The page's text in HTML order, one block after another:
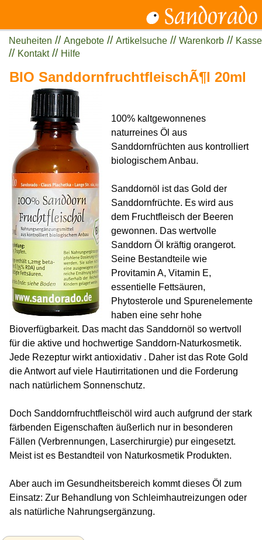
Neuheiten // Angebote // Artikelsuche // Warenkorb // Kasse
// Kontakt// Hilfe
BIO SanddornfruchtfleischÃ¶l 20ml
100% kaltgewonnenes
naturreines Öl aus
Sanddornfrüchten aus kontrolliert
biologischem Anbau.
Sanddornöl ist das Gold der
Sanddornfrüchte. Es wird aus
dem Fruchtfleisch der Beeren
gewonnen. Das wertvolle
Sanddorn Öl kräftig orangerot.
Seine Bestandteile wie
Provitamin A, Vitamin E,
essentielle Fettsäuren,
Phytosterole und Spurenelemente
haben eine sehr hohe
Bioverfügbarkeit. Das macht das Sanddornöl so wertvoll
für die aktive und hochwertige Sanddorn-Naturkosmetik.
Jede Rezeptur wirkt antioxidativ . Daher ist das Rote Gold
die Antwort auf viele Hautirritationen und die Forderung
nach natürlichem Sonnenschutz.
Doch Sanddornfruchtfleischöl wird auch aufgrund der stark
färbenden Eigenschaften äußerlich nur in besonderen
Fällen (Verbrennungen, Laserchirurgie) pur eingesetzt.
Meist ist es Bestandteil von Naturkosmetik Produkten.
Aber auch im Gesundheitsbereich kommt dieses Öl zum
Einsatz: Zur Behandlung von Schleimhautreizungen oder
als natürliche Nahrungsergänzung.